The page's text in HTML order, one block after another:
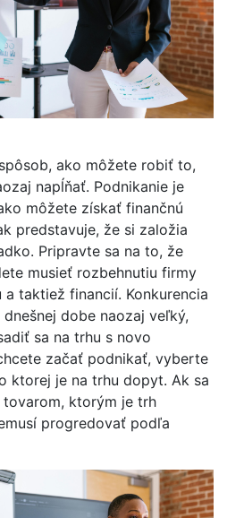
ako môžete robiť to,
napĺňať. Podnikanie je
môžete získať finančnú
predstavuje, že si založia
Pripravte sa na to, že
musieť rozbehnutiu firmy
taktiež financií. Konkurencia
dobe naozaj veľký,
sa na trhu s novo
začať podnikať, vyberte
ktorej je na trhu dopyt. Ak sa
ktorým je trh
progredovať podľa